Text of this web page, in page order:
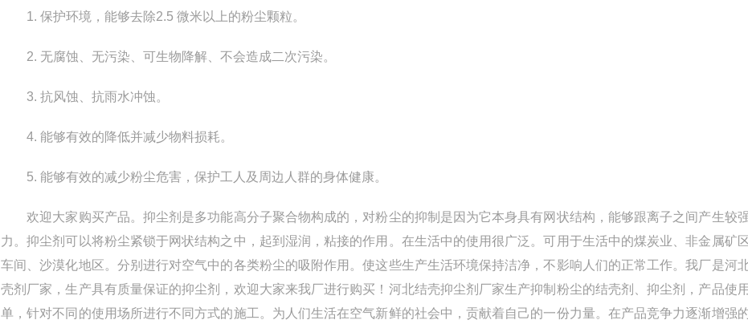
1. 保护环境，能够去除2.5 微米以上的粉尘颗粒。
2. 无腐蚀、无污染、可生物降解、不会造成二次污染。
3. 抗风蚀、抗雨水冲蚀。
4. 能够有效的降低并减少物料损耗。
5. 能够有效的减少粉尘危害，保护工人及周边人群的身体健康。
欢迎大家购买产品。抑尘剂是多功能高分子聚合物构成的，对粉尘的抑制是因为它本身具有网状结构，能够跟离子之间产生较
力。抑尘剂可以将粉尘紧锁于网状结构之中，起到湿润，粘接的作用。在生活中的使用很广泛。可用于生活中的煤炭业、非金属矿
车间、沙漠化地区。分别进行对空气中的各类粉尘的吸附作用。使这些生产生活环境保持洁净，不影响人们的正常工作。我厂是河
壳剂厂家，生产具有质量保证的抑尘剂，欢迎大家来我厂进行购买！河北结壳抑尘剂厂家生产抑制粉尘的结壳剂、抑尘剂，产品使
单，针对不同的使用场所进行不同方式的施工。为人们生活在空气新鲜的社会中，贡献着自己的一份力量。在产品竞争力逐渐增强